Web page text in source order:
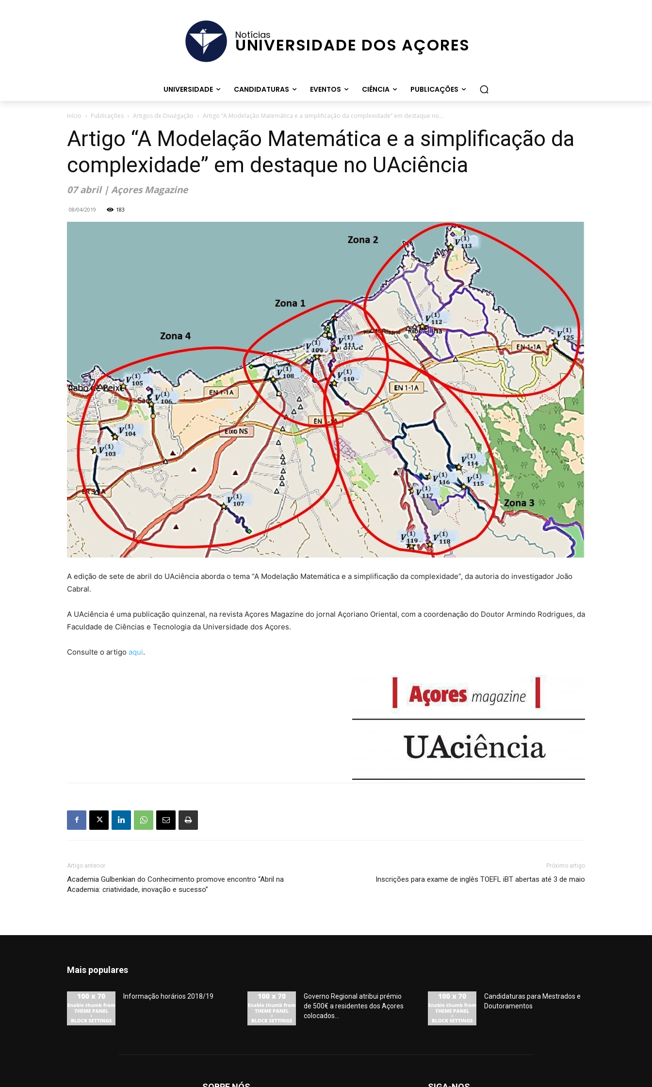
Notícias
UNIVERSIDADE DOS AÇORES
UNIVERSIDADE CANDIDATURAS EVENTOS CIÊNCIA PUBLICAÇÕES
Início Publicações Artigos de Divulgação Artigo “A Modelação Matemática e a simplificação da complexidade” em destaque no...
Artigo “A Modelação Matemática e a simplificação da
complexidade” em destaque no UAciência
07 abril | Açores Magazine
08/04/2019 183
A edição de sete de abril do UAciência aborda o tema “A Modelação Matemática e a simplificação da complexidade”, da autoria do investigador João
Cabral.
A UAciência é uma publicação quinzenal, na revista Açores Magazine do jornal Açoriano Oriental, com a coordenação do Doutor Armindo Rodrigues, da
Faculdade de Ciências e Tecnologia da Universidade dos Açores.
Consulte o artigo aqui.
Artigo anterior
Academia Gulbenkian do Conhecimento promove encontro “Abril na
Academia: criatividade, inovação e sucesso”
Próximo artigo
Inscrições para exame de inglês TOEFL iBT abertas até 3 de maio
Mais populares
Informação horários 2018/19
Governo Regional atribui prémio
de 500€ a residentes dos Açores
colocados...
Candidaturas para Mestrados e
Doutoramentos